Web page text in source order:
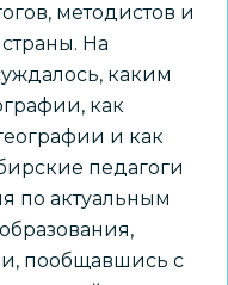
методистов и
На
каким
как
и как
педагоги
по актуальным
пообщавшись с